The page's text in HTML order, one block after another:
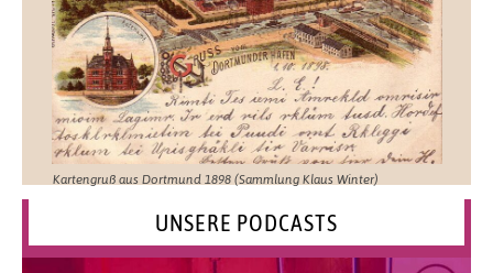
Kartengruß aus Dortmund 1898 (Sammlung Klaus Winter)
UNSERE PODCASTS